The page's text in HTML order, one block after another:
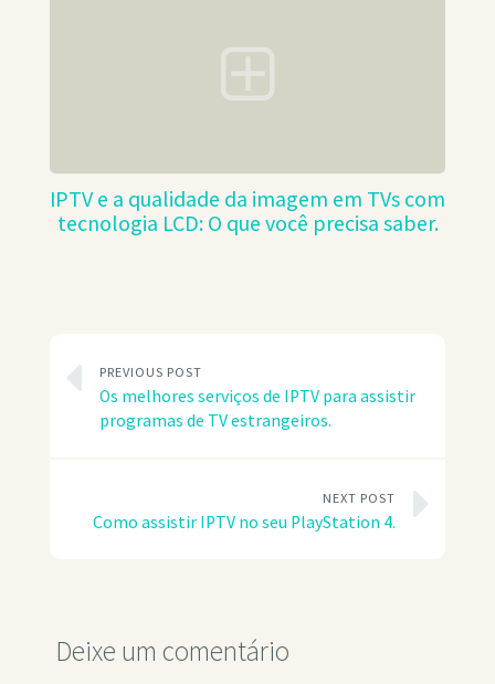
IPTV e a qualidade da imagem em TVs com
tecnologia LCD: O que você precisa saber.
PREVIOUS POST
Os melhores serviços de IPTV para assistir
programas de TV estrangeiros.
NEXT POST
Como assistir IPTV no seu PlayStation 4.
Deixe um comentário